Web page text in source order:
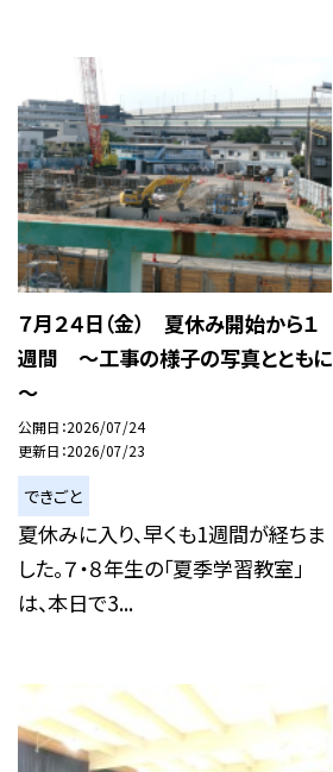
７月２４日（金） 夏休み開始から１
週間 ～工事の様子の写真とともに
～
公開日 2026/07/24
更新日 2026/07/23
できごと
夏休みに入り、早くも1週間が経ちま
した。７・８年生の「夏季学習教室」
は、本日で3...